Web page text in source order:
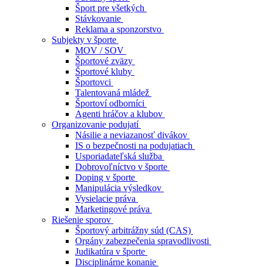
Šport pre všetkých
Stávkovanie
Reklama a sponzorstvo
Subjekty v športe
MOV / SOV
Športové zväzy
Športové kluby
Športovci
Talentovaná mládež
Športoví odborníci
Agenti hráčov a klubov
Organizovanie podujatí
Násilie a neviazanosť divákov
IS o bezpečnosti na podujatiach
Usporiadateľská služba
Dobrovoľníctvo v športe
Doping v športe
Manipulácia výsledkov
Vysielacie práva
Marketingové práva
Riešenie sporov
Športový arbitrážny súd (CAS)
Orgány zabezpečenia spravodlivosti
Judikatúra v športe
Disciplinárne konanie